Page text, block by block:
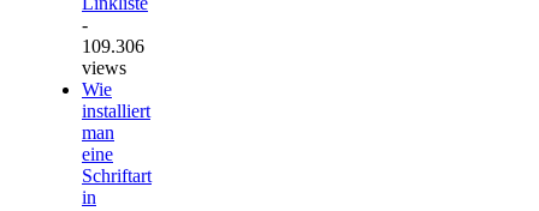
-
109.306
views
Wie
installiert
man
eine
Schriftart
in